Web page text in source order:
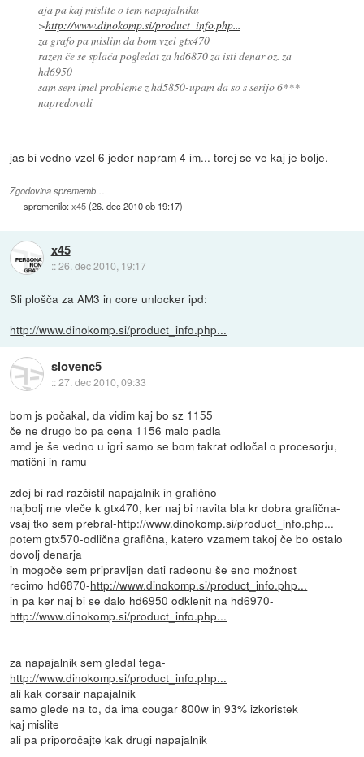
aja pa kaj mislite o tem napajalniku--
>http://www.dinokomp.si/product_info.php...
za grafo pa mislim da bom vzel gtx470
razen če se splača pogledat za hd6870 za isti denar oz. za
hd6950
sam sem imel probleme z hd5850-upam da so s serijo 6***
napredovali
jas bi vedno vzel 6 jeder napram 4 im... torej se ve kaj je bolje.
Zgodovina sprememb…
spremenilo:x45(26. dec 2010 ob 19:17)
x45
::26. dec 2010, 19:17
Sli plošča za AM3 in core unlocker ipd:
http://www.dinokomp.si/product_info.php...
slovenc5
::27. dec 2010, 09:33
bom js počakal, da vidim kaj bo sz 1155
če ne drugo bo pa cena 1156 malo padla
amd je še vedno u igri samo se bom takrat odločal o procesorju,
matični in ramu
zdej bi rad razčistil napajalnik in grafično
najbolj me vleče k gtx470, ker naj bi navita bla kr dobra grafična-
vsaj tko sem prebral-http://www.dinokomp.si/product_info.php...
potem gtx570-odlična grafična, katero vzamem takoj če bo ostalo
dovolj denarja
in mogoče sem pripravljen dati radeonu še eno možnost
recimo hd6870-http://www.dinokomp.si/product_info.php...
in pa ker naj bi se dalo hd6950 odklenit na hd6970-
http://www.dinokomp.si/product_info.php...
za napajalnik sem gledal tega-
http://www.dinokomp.si/product_info.php...
ali kak corsair napajalnik
samo glede na to, da ima cougar 800w in 93% izkoristek
kaj mislite
ali pa priporočajte kak drugi napajalnik